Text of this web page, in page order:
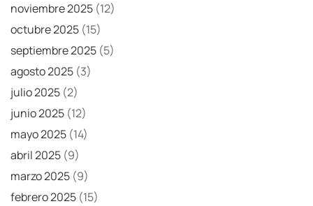
noviembre 2025 (12)
octubre 2025 (15)
septiembre 2025 (5)
agosto 2025 (3)
julio 2025 (2)
junio 2025 (12)
mayo 2025 (14)
abril 2025 (9)
marzo 2025 (9)
febrero 2025 (15)